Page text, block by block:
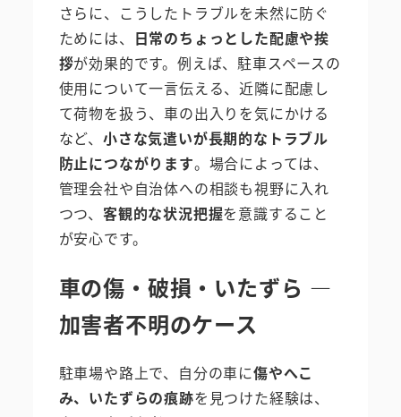
さらに、こうしたトラブルを未然に防ぐ
ためには、
日常のちょっとした配慮や挨
拶が効果的です。例えば、駐車スペースの
使用について一言伝える、近隣に配慮し
て荷物を扱う、車の出入りを気にかける
など、 小さな気遣いが長期的なトラブル
防止につながります。場合によっては、
管理会社や自治体への相談も視野に入れ
つつ、 客観的な状況把握を意識すること
が安心です。
車の傷・破損・いたずら ―
加害者不明のケース
駐車場や路上で、自分の車に傷やへこ
み、いたずらの痕跡を見つけた経験は、